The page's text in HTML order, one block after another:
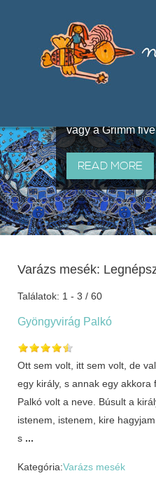
útján terjedő
melyeket olyan
állítottak össze,
vagy a Grimm
READ MORE
Varázs mesék:
Találatok: 1 - 3 / 60
Gyöngyvirág Palkó
Ott sem volt, itt sem volt, de
egy király, s annak egy akkora
Palkó volt a neve. Búsult a
istenem, istenem, kire
s ...
Kategória:Varázs mesék